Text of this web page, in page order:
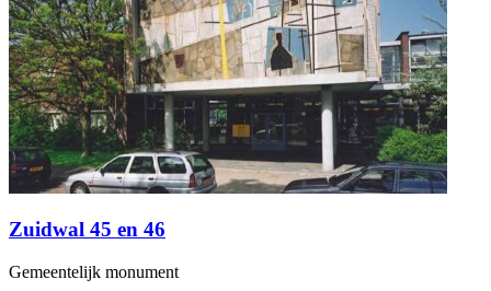
Zuidwal 45 en 46
Gemeentelijk monument